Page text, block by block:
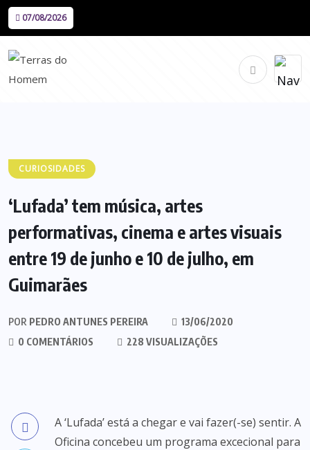
07/08/2026
CURIOSIDADES
‘Lufada’ tem música, artes
performativas, cinema e artes visuais
entre 19 de junho e 10 de julho, em
Guimarães
POR PEDRO ANTUNES PEREIRA
13/06/2020
0 COMENTÁRIOS
228 VISUALIZAÇÕES
A ‘Lufada’ está a chegar e vai fazer(-se) sentir. A
Oficina concebeu um programa excecional para